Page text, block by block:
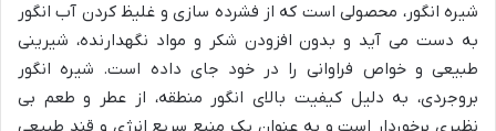
شیره انگور، محصولی است که از فشرده سازی و غلیظ کردن آب انگور
به دست می آید و بدون افزودن شکر و مواد نگهدارنده، شیرینی
طبیعی و خواص فراوانی را در خود جای داده است. شیره انگور
بروجردی، به دلیل کیفیت بالای انگور منطقه، از عطر و طعم بی